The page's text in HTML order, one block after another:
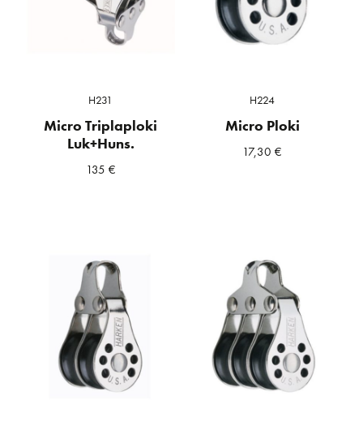
H231
Micro Triplaploki
Luk+Huns.
135 €
H224
Micro Ploki
17,30€